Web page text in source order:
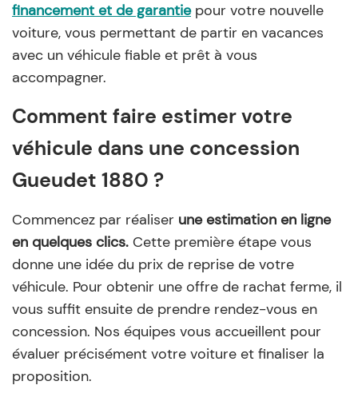
financement et de garantiepour votre nouvelle
voiture, vous permettant de partir en vacances
avec un véhicule fiable et prêt à vous
accompagner.
Comment faire estimer votre
véhicule dans une concession
Gueudet 1880 ?
Commencez par réaliser une estimation en ligne
en quelques clics. Cette première étape vous
donne une idée du prix de reprise de votre
véhicule. Pour obtenir une offre de rachat ferme, il
vous suffit ensuite de prendre rendez-vous en
concession. Nos équipes vous accueillent pour
évaluer précisément votre voiture et finaliser la
proposition.